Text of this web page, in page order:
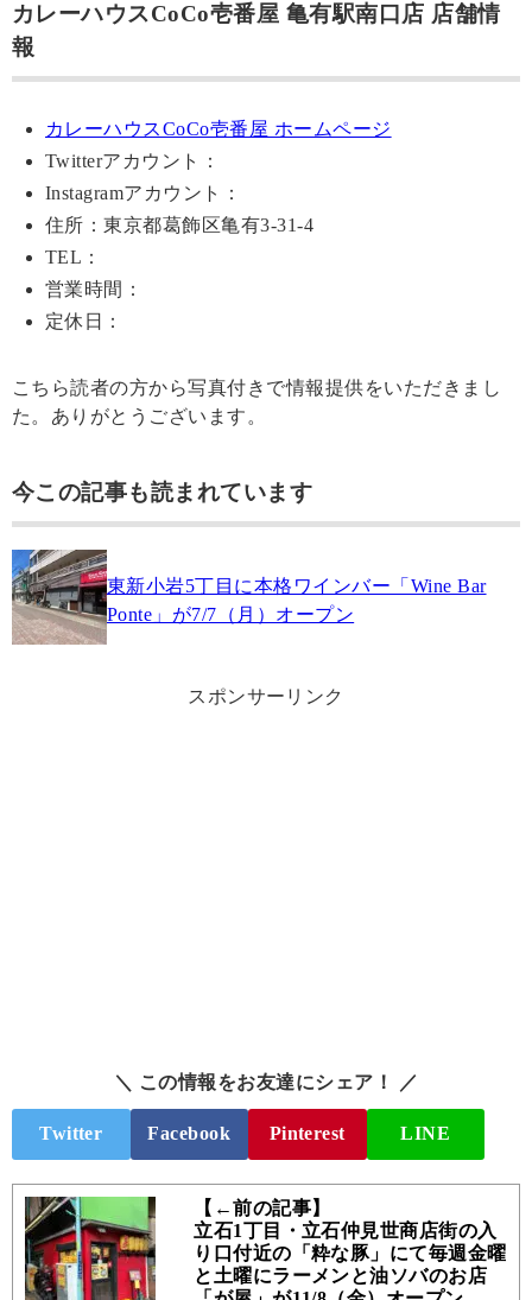
カレーハウスCoCo壱番屋 亀有駅南口店 店舗情
報
カレーハウスCoCo壱番屋 ホームページ
Twitterアカウント：
Instagramアカウント：
住所：東京都葛飾区亀有3-31-4
TEL：
営業時間：
定休日：
こちら読者の方から写真付きで情報提供をいただきまし
た。ありがとうございます。
今この記事も読まれています
東新小岩5丁目に本格ワインバー「Wine Bar
Ponte」が7/7（月）オープン
スポンサーリンク
＼ この情報をお友達にシェア！ ／
Twitter Facebook Pinterest LINE
【←前の記事】
立石1丁目・立石仲見世商店街の入
り口付近の「粋な豚」にて毎週金曜
と土曜にラーメンと油ソバのお店